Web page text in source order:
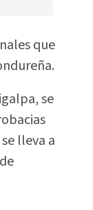
que
se
lleva a